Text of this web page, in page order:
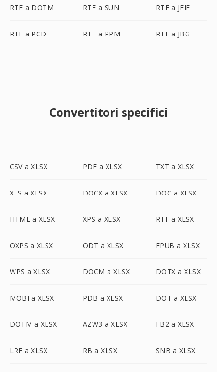
RTF a DOTM RTF a SUN RTF a JFIF
RTF a PCD RTF a PPM RTF a JBG
Convertitori specifici
CSV a XLSX PDF a XLSX TXT a XLSX
XLS a XLSX DOCX a XLSX DOC a XLSX
HTML a XLSX XPS a XLSX RTF a XLSX
OXPS a XLSX ODT a XLSX EPUB a XLSX
WPS a XLSX DOCM a XLSX DOTX a XLSX
MOBI a XLSX PDB a XLSX DOT a XLSX
DOTM a XLSX AZW3 a XLSX FB2 a XLSX
LRF a XLSX RB a XLSX SNB a XLSX